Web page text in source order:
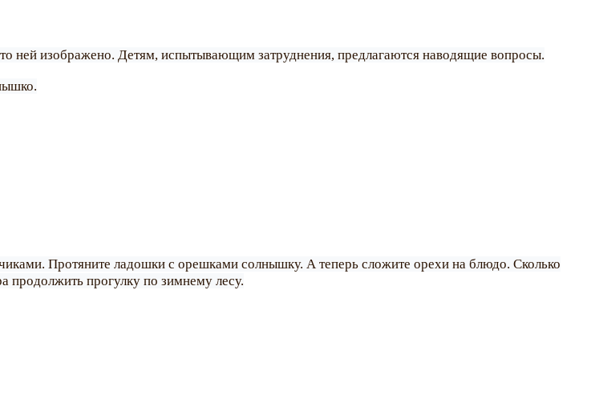
ней изображено. Детям, испытывающим затруднения, предлагаются наводящие вопросы.
Протяните ладошки с орешками солнышку. А теперь сложите орехи на блюдо. Сколько
продолжить прогулку по зимнему лесу.